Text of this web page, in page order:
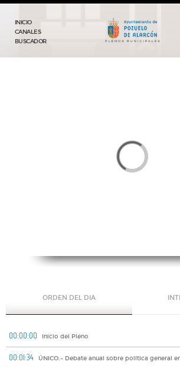
INICIO
CANALES
BUSCADOR
ORDEN DEL DIA
00:00:00 Inicio del Pleno
00:01:34 ÚNICO.- Debate anual sobre política general